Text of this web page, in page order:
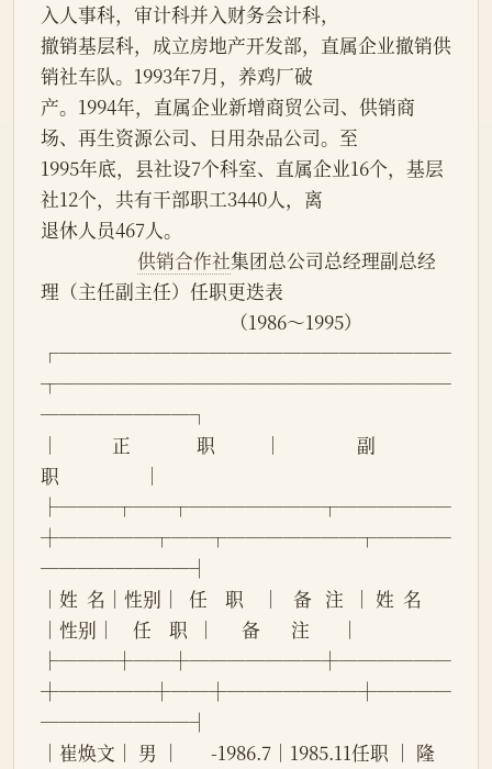
入人事科，审计科并入财务会计科，
撤销基层科，成立房地产开发部，直属企业撤销供
销社车队。1993年7月，养鸡厂破
产。1994年，直属企业新增商贸公司、供销商
场、再生资源公司、日用杂品公司。至
1995年底，县社设7个科室、直属企业16个，基层
社12个，共有干部职工3440人，离
退休人员467人。
供销合作社集团总公司总经理副总经
理（主任副主任）任职更迭表
                                           （1986～1995）
┌─────────────────────
┬─────────────────────
────────┐
│            正               职           │                 副
职                   │
├───┬──┬───────┬──────
┼─────┬──┬───────┬────
────────┤
│姓  名│性别│  任    职    │   备   注  │ 姓  名
│性别│    任    职  │      备       注       │
├───┼──┼───────┼──────
┼─────┼──┼───────┼────
────────┤
│崔焕文│ 男 │       -1986.7│1985.11任职 │ 隆